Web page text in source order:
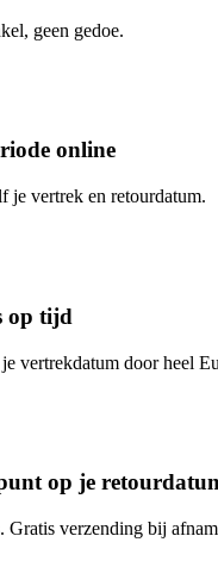
geen gedoe.
online
je vertrek en retourdatum.
op tijd
vertrekdatum door heel
op je
Gratis verzending bij